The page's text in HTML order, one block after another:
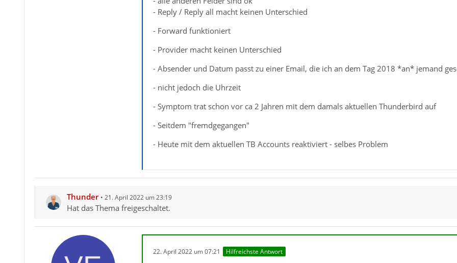
- Reply / Reply all macht keinen Unterschied
- Forward funktioniert
- Provider macht keinen Unterschied
- Absender und Datum passt zu einer Email, die ich an dem Tag 2018 *an* jemand
- nicht jedoch die Uhrzeit
- Symptom trat schon vor ca 2 Jahren mit dem damals aktuellen Thunderbird auf
- Seitdem "fremdgegangen"
- Heute mit dem aktuellen TB Accounts reaktiviert - selbes Problem
Thunder 21. April 2022 um 23:19
Hat das Thema freigeschaltet.
22. April 2022 um 07:21 Hilfreichste Antwort